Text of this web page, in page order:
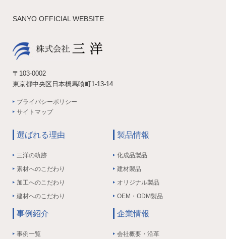
SANYO OFFICIAL WEBSITE
〒103-0002
東京都中央区日本橋馬喰町1-13-14
プライバシーポリシー
サイトマップ
選ばれる理由
三洋の軌跡
素材へのこだわり
加工へのこだわり
建材へのこだわり
製品情報
化成品製品
建材製品
オリジナル製品
OEM・ODM製品
事例紹介
事例一覧
企業情報
会社概要・沿革